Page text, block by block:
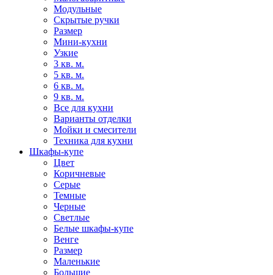
Модульные
Скрытые ручки
Размер
Мини-кухни
Узкие
3 кв. м.
5 кв. м.
6 кв. м.
9 кв. м.
Все для кухни
Варианты отделки
Мойки и смесители
Техника для кухни
Шкафы-купе
Цвет
Коричневые
Серые
Темные
Черные
Светлые
Белые шкафы-купе
Венге
Размер
Маленькие
Большие